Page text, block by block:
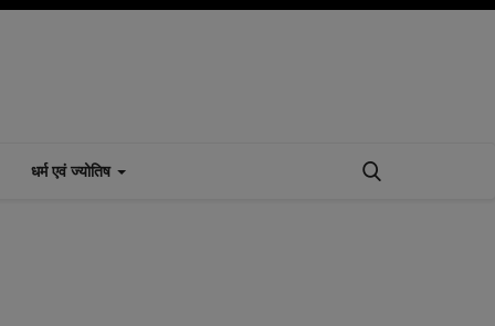
धर्म एवं ज्योतिष